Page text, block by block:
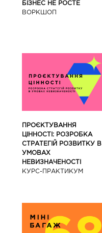
БІЗНЕС НЕ РОСТЕ
ВОРКШОП
ПРОЄКТУВАННЯ
ЦІННОСТІ: РОЗРОБКА
СТРАТЕГІЙ РОЗВИТКУ В
УМОВАХ
НЕВИЗНАЧЕНОСТІ
КУРС-ПРАКТИКУМ